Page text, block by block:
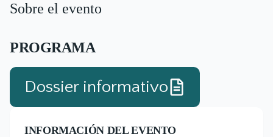
Sobre el evento
PROGRAMA
Dossier informativo
INFORMACIÓN DEL EVENTO